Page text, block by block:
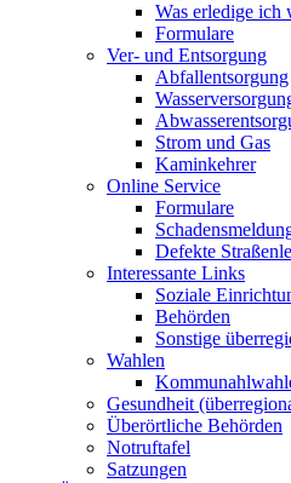
Was erledige ich
Formulare
Ver- und Entsorgung
Abfallentsorgung
Strom und Gas
Kaminkehrer
Online Service
Formulare
Defekte
Interessante Links
Soziale
Behörden
Sonstige
Wahlen
Gesundheit
Überörtliche Behörden
Notruftafel
Satzungen